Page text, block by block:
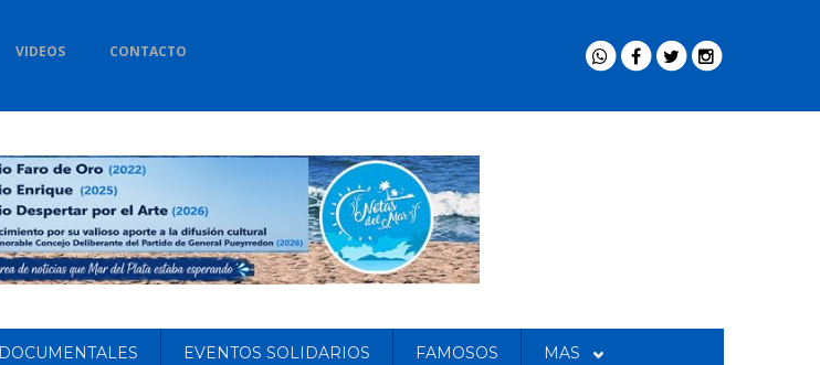
VIDEOS CONTACTO
DOCUMENTALES EVENTOS SOLIDARIOS FAMOSOS MAS